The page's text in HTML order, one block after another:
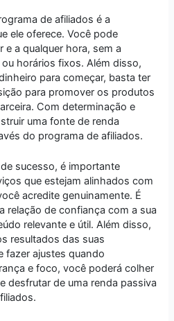
de afiliados é a
ele oferece. Você pode
e a qualquer hora, sem a
horários fixos. Além disso,
para começar, basta ter
para promover os produtos
Com determinação e
uma fonte de renda
do programa de afiliados.
sucesso, é importante
que estejam alinhados com
acredite genuinamente. É
relação de confiança com a sua
relevante e útil. Além disso,
resultados das suas
fazer ajustes quando
e foco, você poderá colher
desfrutar de uma renda passiva